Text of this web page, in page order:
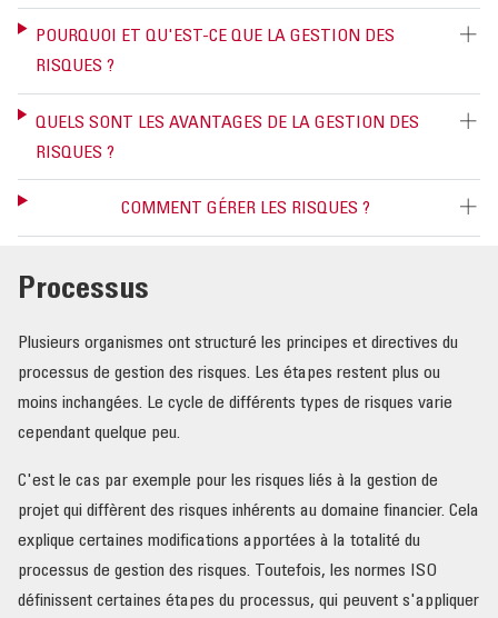
POURQUOI ET QU'EST-CE QUE LA GESTION DES
RISQUES ?
QUELS SONT LES AVANTAGES DE LA GESTION DES
RISQUES ?
COMMENT GÉRER LES RISQUES ?
Processus
Plusieurs organismes ont structuré les principes et directives du
processus de gestion des risques. Les étapes restent plus ou
moins inchangées. Le cycle de différents types de risques varie
cependant quelque peu.
C'est le cas par exemple pour les risques liés à la gestion de
projet qui diffèrent des risques inhérents au domaine financier. Cela
explique certaines modifications apportées à la totalité du
processus de gestion des risques. Toutefois, les normes ISO
définissent certaines étapes du processus, qui peuvent s'appliquer